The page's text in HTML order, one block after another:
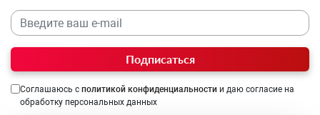
Подписаться
Соглашаюсь с политикой конфиденциальности и даю согласие на
обработку персональных данных